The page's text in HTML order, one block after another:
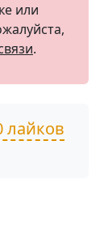
или
.
лайков